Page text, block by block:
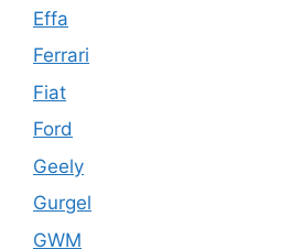
Effa
Ferrari
Fiat
Ford
Geely
Gurgel
GWM